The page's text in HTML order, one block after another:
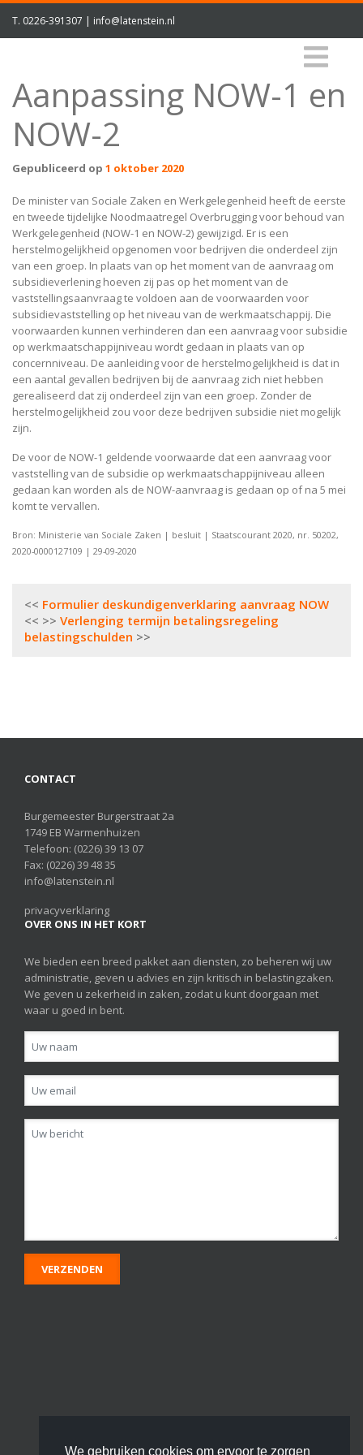
T. 0226-391307 | info@latenstein.nl
Aanpassing NOW-1 en
NOW-2
Gepubliceerd op 1 oktober 2020
De minister van Sociale Zaken en Werkgelegenheid heeft de eerste
en tweede tijdelijke Noodmaatregel Overbrugging voor behoud van
Werkgelegenheid (NOW-1 en NOW-2) gewijzigd. Er is een
herstelmogelijkheid opgenomen voor bedrijven die onderdeel zijn
van een groep. In plaats van op het moment van de aanvraag om
subsidieverlening hoeven zij pas op het moment van de
vaststellingsaanvraag te voldoen aan de voorwaarden voor
subsidievaststelling op het niveau van de werkmaatschappij. Die
voorwaarden kunnen verhinderen dan een aanvraag voor subsidie
op werkmaatschappijniveau wordt gedaan in plaats van op
concernniveau. De aanleiding voor de herstelmogelijkheid is dat in
een aantal gevallen bedrijven bij de aanvraag zich niet hebben
gerealiseerd dat zij onderdeel zijn van een groep. Zonder de
herstelmogelijkheid zou voor deze bedrijven subsidie niet mogelijk
zijn.
De voor de NOW-1 geldende voorwaarde dat een aanvraag voor
vaststelling van de subsidie op werkmaatschappijniveau alleen
gedaan kan worden als de NOW-aanvraag is gedaan op of na 5 mei
komt te vervallen.
Bron: Ministerie van Sociale Zaken | besluit | Staatscourant 2020, nr. 50202,
2020-0000127109 | 29-09-2020
Bericht
navigatie
Formulier deskundigenverklaring aanvraag NOW
Verlenging termijn betalingsregeling
belastingschulden
CONTACT
Burgemeester Burgerstraat 2a
1749 EB Warmenhuizen
Telefoon: (0226) 39 13 07
Fax: (0226) 39 48 35
info@latenstein.nl
privacyverklaring
OVER ONS IN HET KORT
We bieden een breed pakket aan diensten, zo beheren wij uw
administratie, geven u advies en zijn kritisch in belastingzaken.
We geven u zekerheid in zaken, zodat u kunt doorgaan met
waar u goed in bent.
We gebruiken cookies om ervoor te zorgen